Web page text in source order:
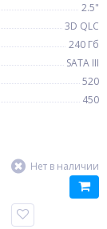
2.5"
3D QLC
240 Гб
SATA III
520
450
Нет в наличии